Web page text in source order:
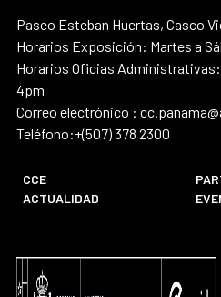
Paseo Esteban Huertas, Casco
Horarios Exposición: Martes a
Horarios Oficias Administrativas:
4pm
Correo electrónico :
Teléfono:+(507) 378 2300
CCE
ACTUALIDAD